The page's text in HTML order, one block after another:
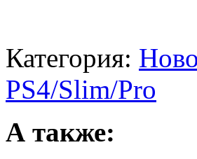
Категория:
PS4/Slim/Pro
А также: